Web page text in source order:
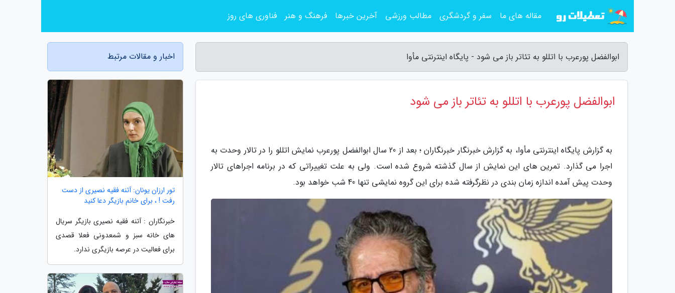
ابوالفضل پورعرب با اتللو به تئاتر باز می شود - پایگاه اینترنتی مأوا
ابوالفضل پورعرب با اتللو به تئاتر باز می شود
به گزارش پایگاه اینترنتی مأوا، به گزارش خبرنگار خبرنگاران ؛ بعد از 20 سال ابوالفضل پورعرب نمایش اتللو را در تالار وحدت به
اجرا می گذارد. تمرین های این نمایش از سال گذشته شروع شده است. ولی به علت تغییراتی که در برنامه اجراهای تالار
وحدت پیش آمده اندازه زمان بندی در نظرگرفته شده برای این گروه نمایشی تنها 40 شب خواهد بود.
اخبار و مقالات مرتبط
تور ارزان یونان: آتنه فقیه نصیری از دست
رفت ! ، برای خانم بازیگر دعا کنید
خبرنگاران : آتنه فقیه نصیری بازیگر سریال
های خانه سبز و شمعدونی فعلا قصدی
برای فعالیت در عرصه بازیگری ندارد.
مقاله های ما سفر و گردشگری مطالب ورزشی آخرین خبرها فرهنگ و هنر فناوری های روز